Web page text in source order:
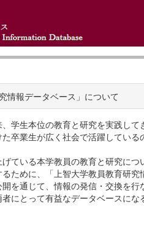
情報データベース」について
学生本位の教育と研究を実践して
卒業生が広く社会で活躍してい
ている本学教員の教育と研究に
ために、「上智大学教員教育研
を通じて、情報の発信・交換を
にとって有益なデータベースにな